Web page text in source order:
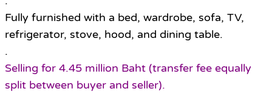
Fully furnished with a bed, wardrobe, sofa, TV,
refrigerator, stove, hood, and dining table.
.
Selling for 4.45 million Baht (transfer fee equally
split between buyer and seller).